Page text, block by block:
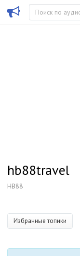
hb88travel
HB88
Избранные топики